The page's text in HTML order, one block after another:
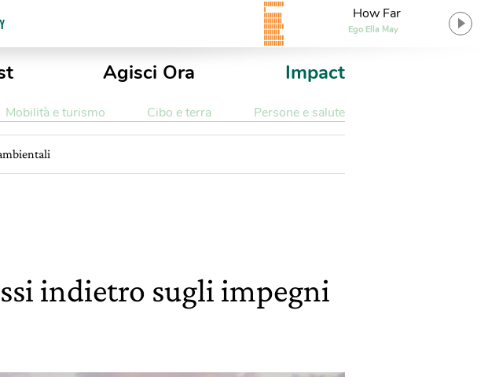
How Far
Ego Ella May
Agisci Ora Impact
Mobilità e turismo Cibo e terra Persone e salute
indietro sugli impegni